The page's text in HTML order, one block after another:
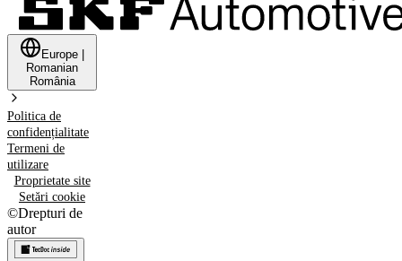
Europe
Romanian
România
Politica de
confidențialitate
Termeni de
utilizare
Proprietate site
Setări cookie
©Drepturi de
autor